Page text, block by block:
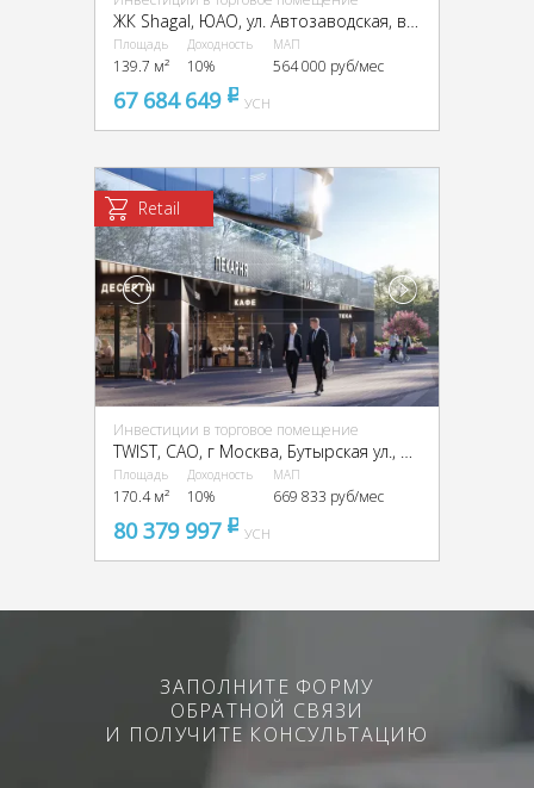
Площадь
139.7 м²
Доходность
10%
МАП
564 000 руб/мес
67 684 649 pуб
УСН
Retail
Инвестиции в торговое помещение
TWIST, CАО, г Москва, Бутырская ул., вл. 1
Площадь
170.4 м²
Доходность
10%
МАП
669 833 руб/мес
80 379 997 pуб
УСН
ЗАПОЛНИТЕ ФОРМУ
ОБРАТНОЙ СВЯЗИ
И ПОЛУЧИТЕ КОНСУЛЬТАЦИЮ